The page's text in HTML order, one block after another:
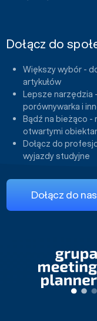
Dołącz do
Większy wybór -
artykułów
Lepsze narzędzia
porównywarka i
Bądź na bieżąco
otwartymi
Dołącz do
wyjazdy studyjne
Dołącz do nas